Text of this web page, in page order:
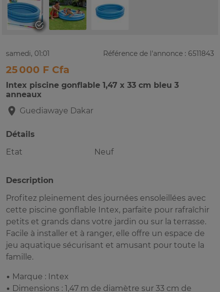
samedi, 01:01 Référence de l'annonce : 6511843
25 000 F Cfa
Intex piscine gonflable 1,47 x 33 cm bleu 3
anneaux
Guediawaye Dakar
Détails
Etat
Neuf
Description
Profitez pleinement des journées ensoleillées avec
cette piscine gonflable Intex, parfaite pour rafraîchir
petits et grands dans votre jardin ou sur la terrasse.
Facile à installer et à ranger, elle offre un espace de
jeu aquatique sécurisant et amusant pour toute la
famille.
• Marque : Intex
• Dimensions : 1,47 m de diamètre sur 33 cm de